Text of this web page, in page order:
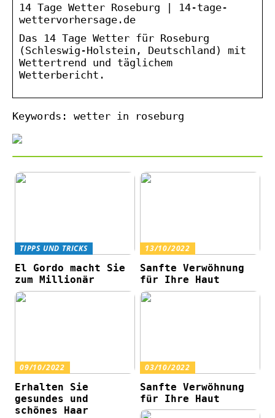
14 Tage Wetter Roseburg | 14-tage-
wettervorhersage.de
Das 14 Tage Wetter für Roseburg
(Schleswig-Holstein, Deutschland) mit
Wettertrend und täglichem
Wetterbericht.
Keywords: wetter in roseburg
TIPPS UND TRICKS
El Gordo macht Sie
zum Millionär
13/10/2022
Sanfte Verwöhnung
für Ihre Haut
09/10/2022
Erhalten Sie
gesundes und
schönes Haar
03/10/2022
Sanfte Verwöhnung
für Ihre Haut